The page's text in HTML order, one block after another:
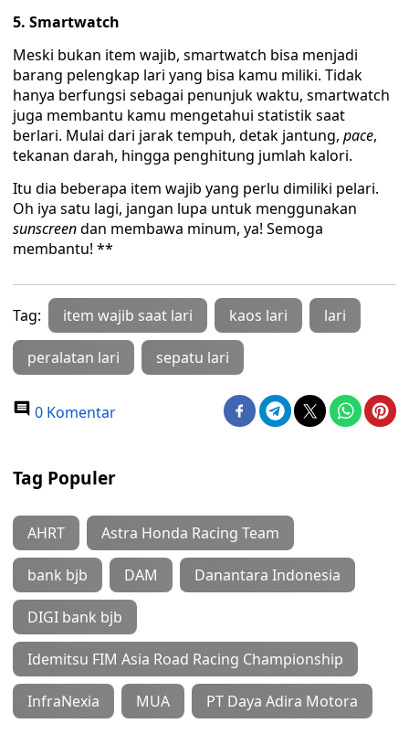
5. Smartwatch
Meski bukan item wajib, smartwatch bisa menjadi
barang pelengkap lari yang bisa kamu miliki. Tidak
hanya berfungsi sebagai penunjuk waktu, smartwatch
juga membantu kamu mengetahui statistik saat
berlari. Mulai dari jarak tempuh, detak jantung, pace,
tekanan darah, hingga penghitung jumlah kalori.
Itu dia beberapa item wajib yang perlu dimiliki pelari.
Oh iya satu lagi, jangan lupa untuk menggunakan
sunscreendan membawa minum, ya! Semoga
membantu! **
Tag: item wajib saat lari kaos lari lari
peralatan lari sepatu lari
0 Komentar
Tag Populer
AHRT Astra Honda Racing Team
bank bjb DAM Danantara Indonesia
DIGI bank bjb
Idemitsu FIM Asia Road Racing Championship
InfraNexia MUA PT Daya Adira Motora